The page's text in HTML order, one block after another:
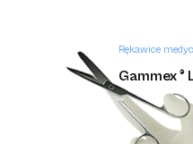
Rękawice
Gammex ®